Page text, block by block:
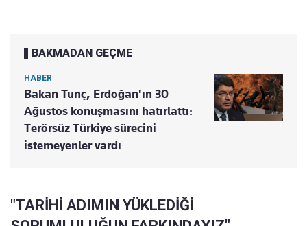
BAKMADAN GEÇME
HABER
Bakan Tunç, Erdoğan'ın 30
Ağustos konuşmasını hatırlattı:
Terörsüz Türkiye sürecini
istemeyenler vardı
"TARİHİ ADIMIN YÜKLEDİĞİ